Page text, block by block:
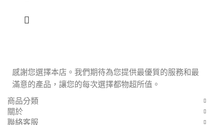
感謝您選擇本店。我們期待為您提供最優質的服務和最
滿意的產品，讓您的每次選擇都物超所值。
商品分類
關於
聯絡客服